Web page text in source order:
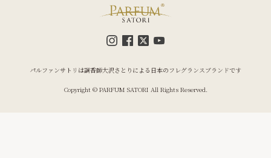
パルファンサトリは調香師大沢さとりによる日本のフレグランスブランドです
Copyright © PARFUM SATORI All Rights Reserved.